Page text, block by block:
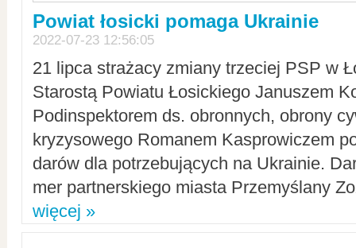
Powiat łosicki pomaga Ukrainie
2022-07-23 12:56:05
21 lipca strażacy zmiany trzeciej PSP w
Starostą Powiatu Łosickiego Januszem
Podinspektorem ds. obronnych, obrony
kryzysowego Romanem Kasprowiczem
darów dla potrzebujących na Ukrainie.
mer partnerskiego miasta Przemyślany
więcej »